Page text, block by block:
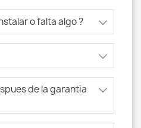
o falta algo ?
de la garantia